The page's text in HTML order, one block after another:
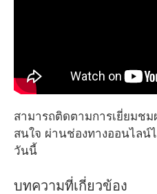
สามารถติดตามการเยี่ยมช
สนใจ ผ่านช่องทางออนไลน์
วันนี้
บทความที่เกี่ยวข้อง